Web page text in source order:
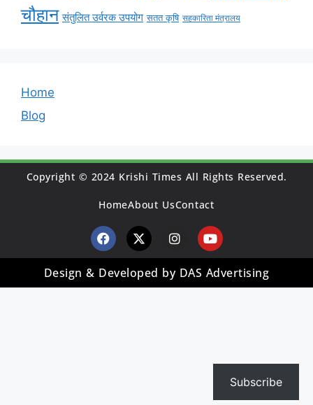
चौहान संतुलित उर्वरक उपयोग सतत कृषि सहकारिता मंत्रालय
Home
Blog
Copyright © 2024 Krishi Times All Rights Reserved.
HomeAbout UsContact
Design & Developed by DAS Advertising
Subscribe